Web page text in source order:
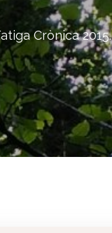
Crònica 2015.